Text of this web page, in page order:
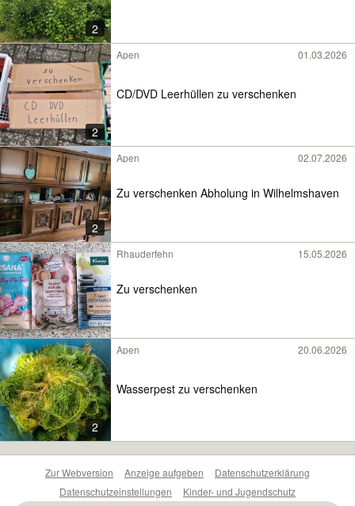
2
2
Apen 01.03.2026
CD/DVD Leerhüllen zu verschenken
2
Apen 02.07.2026
Zu verschenken Abholung in Wilhelmshaven
Rhauderfehn 15.05.2026
Zu verschenken
2
Apen 20.06.2026
Wasserpest zu verschenken
Zur Webversion Anzeige aufgeben
Datenschutzerklärung
Datenschutzeinstellungen
Kinder- und Jugendschutz